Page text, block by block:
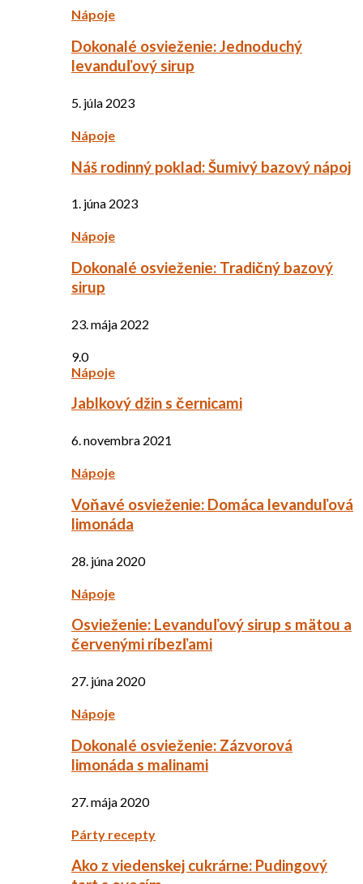
Nápoje
Dokonalé osvieženie: Jednoduchý
levanduľový sirup
5. júla 2023
Nápoje
Náš rodinný poklad: Šumivý bazový nápoj
1. júna 2023
Nápoje
Dokonalé osvieženie: Tradičný bazový
sirup
23. mája 2022
9.0
Nápoje
Jablkový džin s černicami
6. novembra 2021
Nápoje
Voňavé osvieženie: Domáca levanduľová
limonáda
28. júna 2020
Nápoje
Osvieženie: Levanduľový sirup s mätou a
červenými ríbezľami
27. júna 2020
Nápoje
Dokonalé osvieženie: Zázvorová
limonáda s malinami
27. mája 2020
Párty recepty
Ako z viedenskej cukrárne: Pudingový